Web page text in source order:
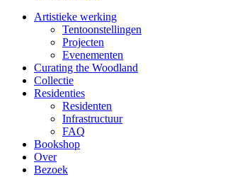
Artistieke werking
Tentoonstellingen
Projecten
Evenementen
Curating the Woodland
Collectie
Residenties
Residenten
Infrastructuur
FAQ
Bookshop
Over
Bezoek